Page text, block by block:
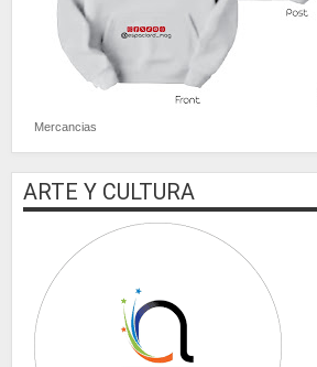
Mercancias
ARTE Y CULTURA